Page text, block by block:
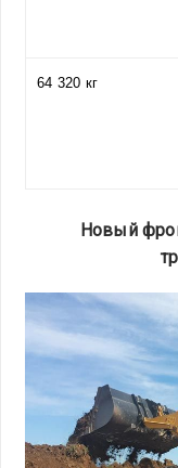
64 320 кг
Новый